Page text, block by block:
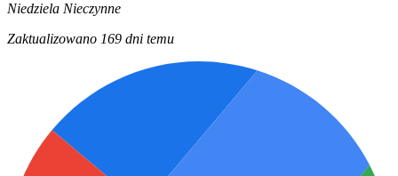
Niedziela Nieczynne
Zaktualizowano 169 dni temu